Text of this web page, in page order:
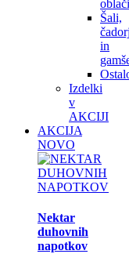
Šali,
in
Izdelki
v
AKCIJI
AKCIJA
NOVO
Nektar
duhovnih
napotkov